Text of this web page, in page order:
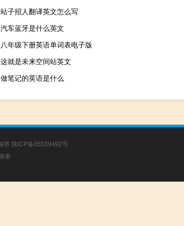
站子招人翻译英文怎么写
汽车蓝牙是什么英文
八年级下册英语单词表电子版
这就是未来空间站英文
做笔记的英语是什么
答 陕ICP备05039492号
谢